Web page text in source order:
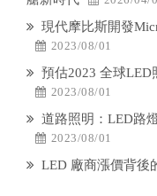
現代摩比斯開發
2023/08/01
預估2023 全球LED
2023/08/01
道路照明：LED路
2023/08/01
LED 廠商漲價背後